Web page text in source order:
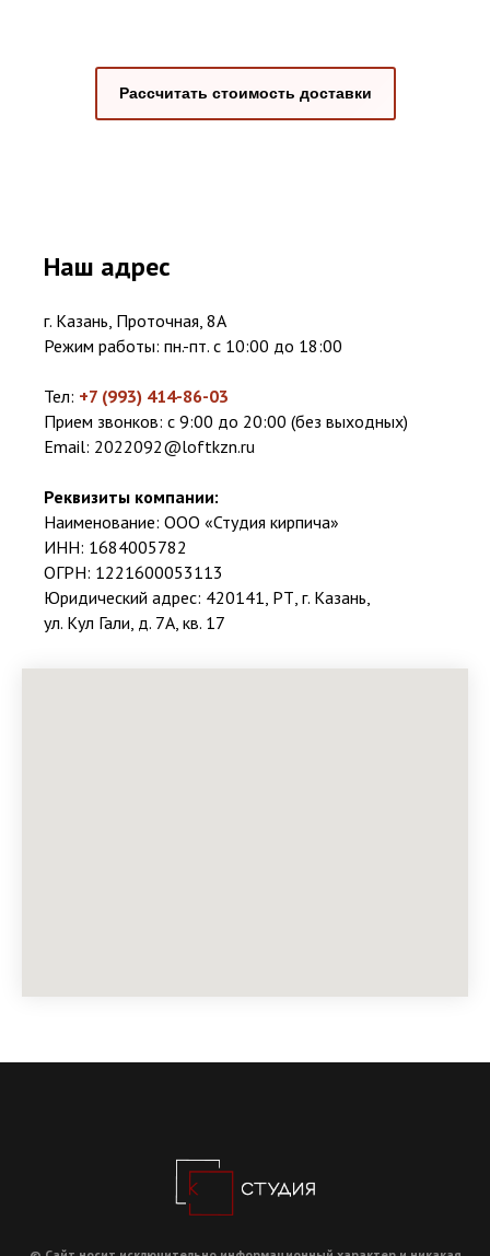
Рассчитать стоимость доставки
Наш адрес
г. Казань, Проточная, 8А
Режим работы: пн.-пт. с 10:00 до 18:00
Тел: +7 (993) 414-86-03
Прием звонков: с 9:00 до 20:00 (без выходных)
Email: 2022092@loftkzn.ru
Реквизиты компании:
Наименование: ООО «Студия кирпича»
ИНН: 1684005782
ОГРН: 1221600053113
Юридический адрес: 420141, РТ, г. Казань,
ул. Кул Гали, д. 7А, кв. 17